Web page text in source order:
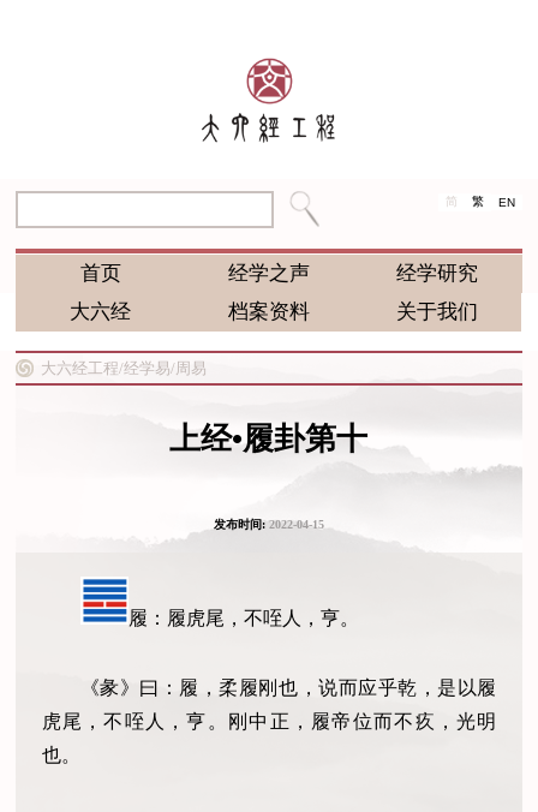
简 繁 EN
首页 经学之声
经学研究
大六经
档案资料 关于我们
大六经工程/经学易/ 周易
上经•履卦第十
发布时间:2022-04-15
履：履虎尾，不咥人，亨。
《彖》曰：履，柔履刚也，说而应乎乾，是以履
虎尾，不咥人，亨。刚中正，履帝位而不疚，光明
也。